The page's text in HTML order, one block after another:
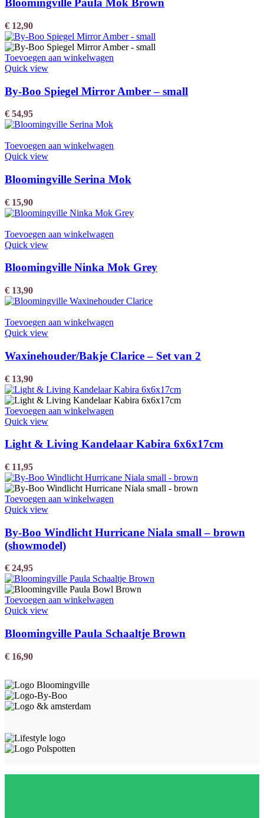
Bloomingville Paula Mok Brown
€ 12,90
Toevoegen aan winkelwagen
Quick view
By-Boo Spiegel Mirror Amber – small
€ 54,95
Toevoegen aan winkelwagen
Quick view
Bloomingville Serina Mok
€ 15,90
Toevoegen aan winkelwagen
Quick view
Bloomingville Ninka Mok Grey
€ 13,90
Toevoegen aan winkelwagen
Quick view
Waxinehouder/Bakje Clarice – Set van 2
€ 13,90
Toevoegen aan winkelwagen
Quick view
Light & Living Kandelaar Kabira 6x6x17cm
€ 11,95
Toevoegen aan winkelwagen
Quick view
By-Boo Windlicht Hurricane Niala small – brown
(showmodel)
€ 24,95
Toevoegen aan winkelwagen
Quick view
Bloomingville Paula Schaaltje Brown
€ 16,90